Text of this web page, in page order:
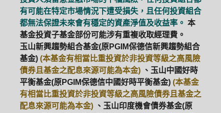
有可能在特定市場情況下遭受損失，且任何投資組合
都無法保證未來會有穩定的資產淨值及收益率。 本
基金投資子基金部份可能涉有重複收取經理費。
玉山新興趨勢組合基金(原PGIM保德信新興趨勢組合
基金) (本基金有相當比重投資於非投資等級之高風險
債券且基金之配息來源可能為本金) 、玉山中國好時
平衡基金(原PGIM保德信中國好時平衡基金) (本基金
有相當比重投資於非投資等級之高風險債券且基金之
配息來源可能為本金) 、玉山印度機會債券基金(原